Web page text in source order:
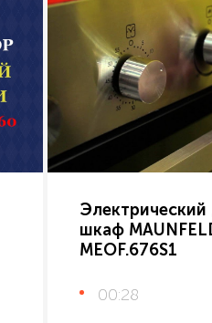
Электрический
шкаф
MEOF.676S1
00:28